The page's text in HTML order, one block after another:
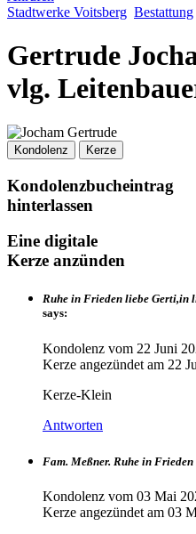
Stadtwerke Voitsberg Bestattung
Gertrude
vlg.
Kondolenz Kerze
Kondolenzbucheintrag
hinterlassen
Eine digitale
Kerze anzünden
Ruhe in Frieden liebe
says:
Kondolenz vom 22 Juni
Kerze angezündet am 22
Kerze-Klein
Antworten
Fam. Meßner. Ruhe in Frieden
Kondolenz vom 03 Mai
Kerze angezündet am 03